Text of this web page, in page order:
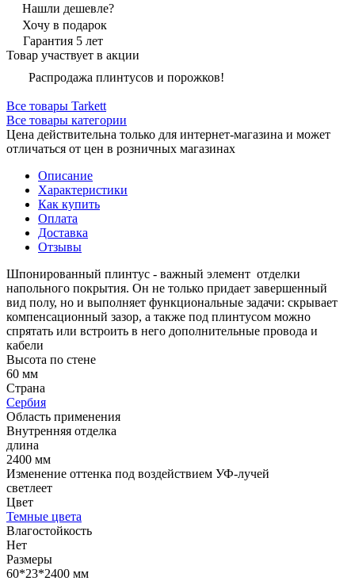
Нашли дешевле?
Хочу в подарок
Гарантия 5 лет
Товар участвует в акции
Распродажа плинтусов и порожков!
Все товары Tarkett
Все товары категории
Цена действительна только для интернет-магазина и может
отличаться от цен в розничных магазинах
Описание
Характеристики
Как купить
Оплата
Доставка
Отзывы
Шпонированный плинтус - важный элемент отделки
напольного покрытия. Он не только придает завершенный
вид полу, но и выполняет функциональные задачи: скрывает
компенсационный зазор, а также под плинтусом можно
спрятать или встроить в него дополнительные провода и
кабели
Высота по стене
60 мм
Страна
Сербия
Область применения
Внутренняя отделка
длина
2400 мм
Изменение оттенка под воздействием УФ-лучей
светлеет
Цвет
Темные цвета
Влагостойкость
Нет
Размеры
60*23*2400 мм